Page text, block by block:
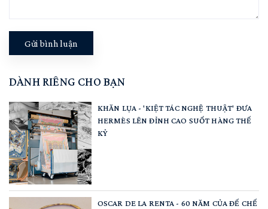
Gửi bình luận
DÀNH RIÊNG CHO BẠN
KHĂN LỤA - 'KIỆT TÁC NGHỆ THUẬT' ĐƯA
HERMÈS LÊN ĐỈNH CAO SUỐT HÀNG THẾ
KỶ
OSCAR DE LA RENTA - 60 NĂM CỦA ĐẾ CHẾ